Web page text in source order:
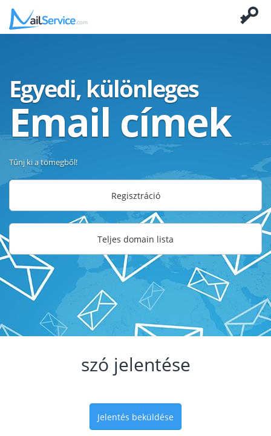
Egyedi, különleges
Email címek
Tűnj ki a tömegből!
Regisztráció
Teljes domain lista
szó jelentése
Jelentés beküldése